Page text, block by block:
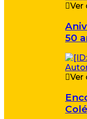
Ver
50
Ver